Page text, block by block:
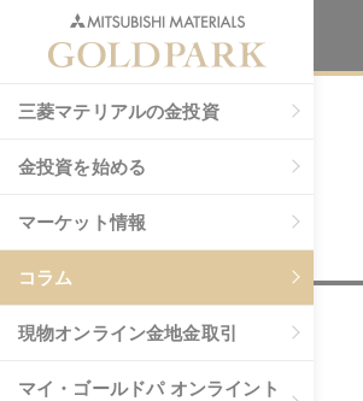
三菱マテリアルの金投資
金投資を始める
マーケット情報
コラム
現物オンライン金地金取引
マイ・ゴールドパ オンライント